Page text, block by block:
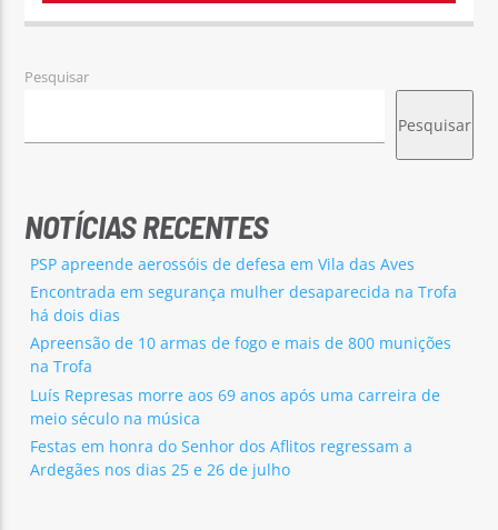
Pesquisar
Pesquisar
NOTÍCIAS RECENTES
PSP apreende aerossóis de defesa em Vila das Aves
Encontrada em segurança mulher desaparecida na Trofa
há dois dias
Apreensão de 10 armas de fogo e mais de 800 munições
na Trofa
Luís Represas morre aos 69 anos após uma carreira de
meio século na música
Festas em honra do Senhor dos Aflitos regressam a
Ardegães nos dias 25 e 26 de julho